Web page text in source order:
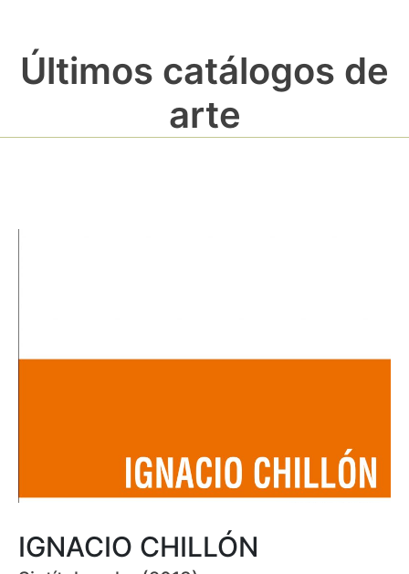
Últimos catálogos de
arte
IGNACIO CHILLÓN